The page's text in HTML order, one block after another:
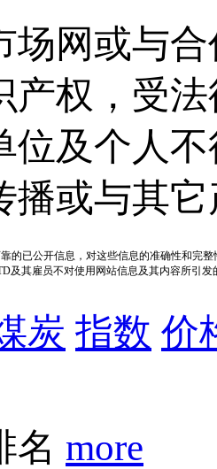
场网或与
产权，受
位及个人
播或与其
的已公开信息，对这些信息的准确性和完
及其雇员不对使用网站信息及其内容所引
炭 指数 价
名 more